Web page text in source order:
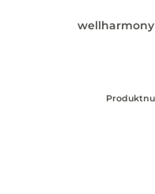
wellharmony